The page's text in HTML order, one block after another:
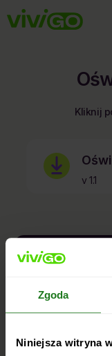
Zgoda
Niniejsza witryna
Kliknij
v 1.1
Soboty: 8:00 – 20:00